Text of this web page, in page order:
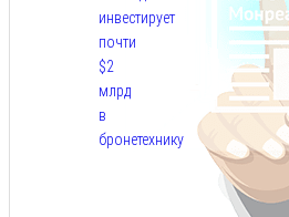
инвестирует
почти
$2
млрд
в
бронетехнику